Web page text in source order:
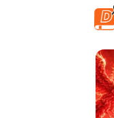
ข้ามไปยังเนื้อหาหลัก